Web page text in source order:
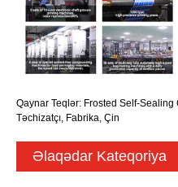
Qaynar Teqlər: Frosted Self-Sealing
Təchizatçı, Fabrika, Çin
Əlaqədar Kateqoriya